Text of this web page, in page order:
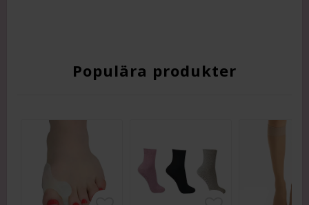
Populära produkter